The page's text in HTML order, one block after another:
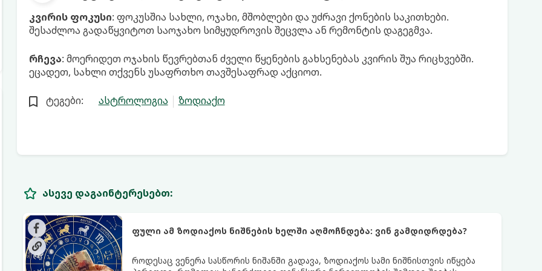
კვირის ფოკუსი: ფოკუსშია სახლი, ოჯახი, მშობლები და უძრავი ქონების საკითხები.
შესაძლოა გადაწყვიტოთ საოჯახო სიმყუდროვის შეცვლა ან რემონტის დაგეგმვა.
რჩევა: მოერიდეთ ოჯახის წევრებთან ძველი წყენების გახსენებას კვირის შუა რიცხვებში.
ეცადეთ, სახლი თქვენს უსაფრთხო თავშესაფრად აქციოთ.
ტეგები: ასტროლოგია ზოდიაქო
ასევე დაგაინტერესებთ:
ფული ამ ზოდიაქოს ნიშნების ხელში აღმოჩნდება: ვინ გამდიდრდება?
როდესაც ვენერა სასწორის ნიშანში გადავა, ზოდიაქოს სამი ნიშნისთვის იწყება